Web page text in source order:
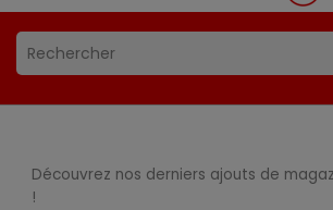
Découvrez nos derniers ajouts de
!